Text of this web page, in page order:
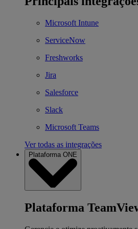
Microsoft Intune
ServiceNow
Freshworks
Jira
Salesforce
Slack
Microsoft Teams
Ver todas as integrações
Plataforma ONE
Plataforma